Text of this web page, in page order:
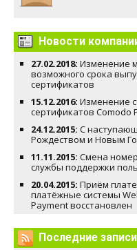
Новости
27.02.2018: Изменение
возможного срока
сертификатов
15.12.2016: Изменение
сертификатов Comodo
24.12.2015: С
Рождеством и Новым
11.11.2015: Смена
службы поддержки
20.04.2015: Приём
платёжные системы
Payment восстановлен
Последние